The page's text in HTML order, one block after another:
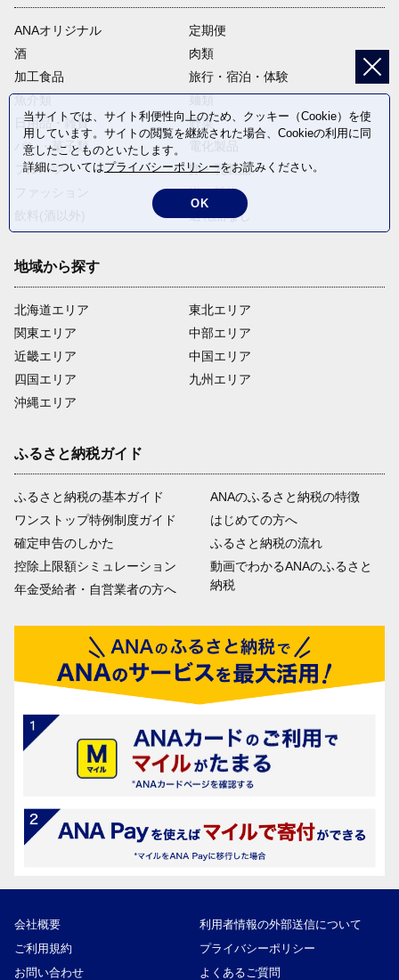
ANAオリジナル
定期便
酒
肉類
加工食品
旅行・宿泊・体験
日用品・雑貨
野菜
パン・菓子類
フルーツ
卵・乳製品
米・穀物
返礼品なし
地域から探す
北海道エリア
関東エリア
近畿エリア
四国エリア
沖縄エリア
東北エリア
中部エリア
中国エリア
九州エリア
ふるさと納税ガイド
ふるさと納税の基本ガイド
ワンストップ特例制度ガイド
確定申告のしかた
控除上限額シミュレーション
年金受給者・自営業者の方へ
ANAのふるさと納税の特徴
はじめての方へ
ふるさと納税の流れ
動画でわかるANAのふるさと
納税
会社概要
利用者情報の外部送信について
ご利用規約
プライバシーポリシー
お問い合わせ
よくあるご質問
当サイトでは、サイト利便性向上のため、クッキー（Cookie）を使
用しています。サイトの閲覧を継続された場合、Cookieの利用に同
意したことものといたします。
詳細についてはプライバシーポリシーをお読みください。
OK